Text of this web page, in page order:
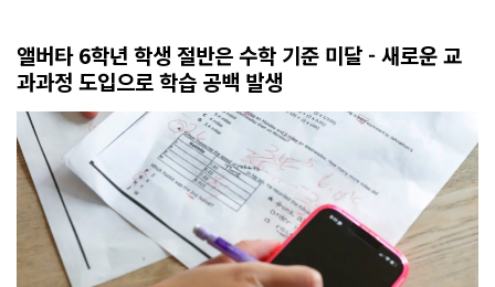
앨버타 6학년 학생 절반은 수학 기준 미달 - 새로운 교
과과정 도입으로 학습 공백 발생